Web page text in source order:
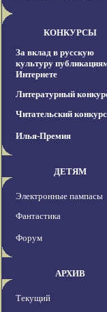
КОНКУРСЫ
За вклад в русскую
культуру
Интернете
Литературный
Читательский конкурс
Илья-Премия
ДЕТЯМ
Электронные пампасы
Фантастика
Форум
АРХИВ
Текущий